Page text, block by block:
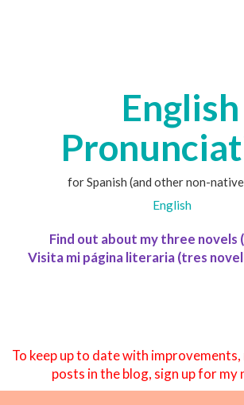
English
for Spanish (and other non-
English
Find out about my three novels
Visita mi página literaria (tres
To keep up to date with
posts in the blog, sign up for